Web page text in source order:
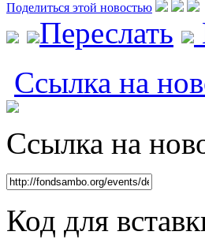
Поделиться этой новостью
Переслать
Ссылка на
Ссылка на
Код для